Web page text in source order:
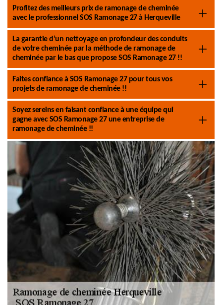
Profitez des meilleurs prix de ramonage de cheminée
avec le professionnel SOS Ramonage 27 à Herqueville
La garantie d’un nettoyage en profondeur des conduits
de votre cheminée par la méthode de ramonage de
cheminée par le bas que propose SOS Ramonage 27 !!
Faites confiance à SOS Ramonage 27 pour tous vos
projets de ramonage de cheminée !!
Soyez sereins en faisant confiance à une équipe qui
gagne avec SOS Ramonage 27 une entreprise de
ramonage de cheminée !!